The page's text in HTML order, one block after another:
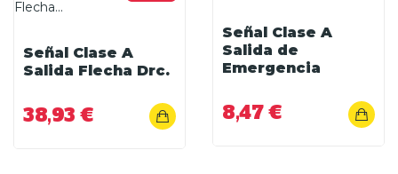
Señal Clase A
Salida Flecha Drc.
38,93 €
Señal Clase A
Salida de
Emergencia
8,47 €